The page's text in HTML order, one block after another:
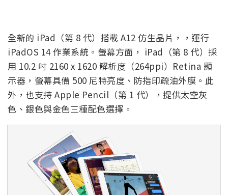
全新的 iPad（第 8 代）搭載 A12 仿生晶片，，運行
iPadOS 14 作業系統。螢幕方面， iPad（第 8 代）採
用 10.2 吋 2160 x 1620 解析度（264ppi）Retina 顯
示器，螢幕具備 500 尼特亮度、防指印疏油外膜。此
外，也支持 Apple Pencil（第 1 代），提供太空灰
色、銀色與金色三種配色選擇。